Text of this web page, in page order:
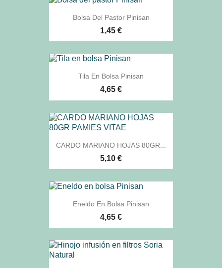
Bolsa Del Pastor Pinisan
1,45 €
Tila En Bolsa Pinisan
4,65 €
CARDO MARIANO HOJAS 80GR...
5,10 €
Eneldo En Bolsa Pinisan
4,65 €